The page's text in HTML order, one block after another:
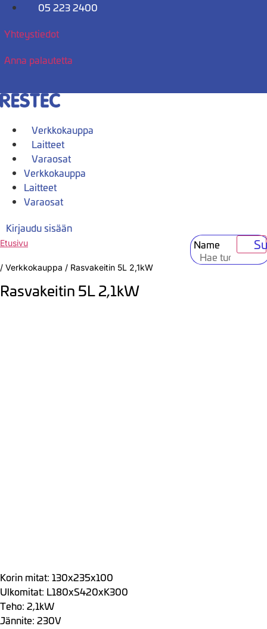
Mene
05 223 2400
Yhteystiedot
Anna palautetta
Verkkokauppa
Laitteet
Varaosat
Verkkokauppa
Laitteet
Varaosat
Kirjaudu sisään
Name
Etusivu
/ Verkkokauppa / Rasvakeitin 5L 2,1kW
Rasvakeitin 5L 2,1kW
Korin mitat: 130x235x100
Ulkomitat: L180xS420xK300
Teho: 2,1kW
Jännite: 230V